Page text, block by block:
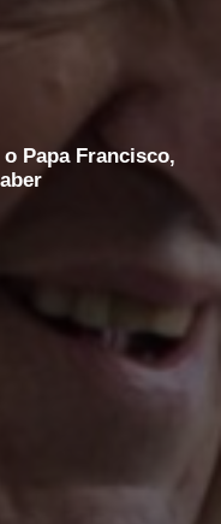
Papa Francisco,